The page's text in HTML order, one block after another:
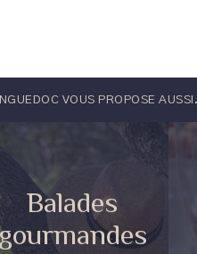
VOUS PROPOSE
Balades
gourmandes